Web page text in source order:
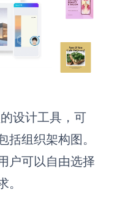
设计工具，可
括组织架构图。
户可以自由选择